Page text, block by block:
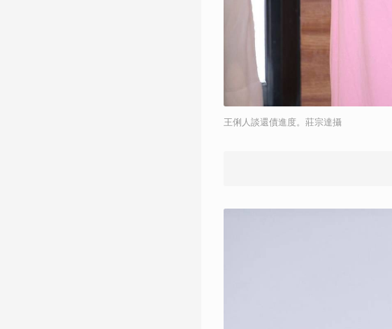
王俐人談還債進度。莊宗達攝